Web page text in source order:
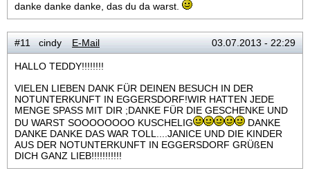
danke danke danke, das du da warst.
#11 cindy E-Mail 03.07.2013 - 22:29
HALLO TEDDY!!!!!!!!
VIELEN LIEBEN DANK FÜR DEINEN BESUCH IN DER
NOTUNTERKUNFT IN EGGERSDORF!WIR HATTEN JEDE
MENGE SPASS MIT DIR ;DANKE FÜR DIE GESCHENKE UND
DU WARST SOOOOOOOO KUSCHELIG
DANKE
DANKE DANKE DAS WAR TOLL....JANICE UND DIE KINDER
AUS DER NOTUNTERKUNFT IN EGGERSDORF GRÜßEN
DICH GANZ LIEB!!!!!!!!!!!